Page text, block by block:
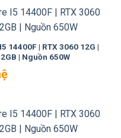
14400F | RTX 3060 12G |
| Nguồn 650W